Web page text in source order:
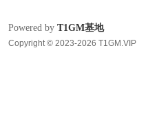
Powered by T1GM基地
Copyright © 2023-2026 T1GM.VIP